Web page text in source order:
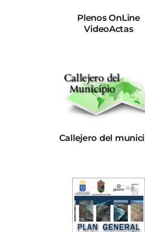
Plenos OnLine
VideoActas
Callejero del